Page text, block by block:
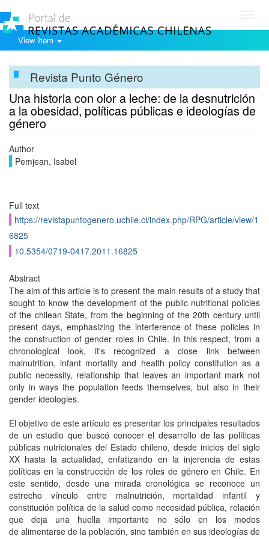
View Item
Revista Punto Género
Una historia con olor a leche: de la desnutrición
a la obesidad, políticas públicas e ideologías de
género
Author
Pemjean, Isabel
Full text
https://revistapuntogenero.uchile.cl/index.php/RPG/article/view/1
6825
10.5354/0719-0417.2011.16825
Abstract
The aim of this article is to present the main results of a study that
sought to know the development of the public nutritional policies
of the chilean State, from the beginning of the 20th century until
present days, emphasizing the interference of these policies in
the construction of gender roles in Chile. In this respect, from a
chronological look, it's recognized a close link between
malnutrition, infant mortality and health policy constitution as a
public necessity, relationship that leaves an important mark not
only in ways the population feeds themselves, but also in their
gender ideologies.
El objetivo de este artículo es presentar los principales resultados
de un estudio que buscó conocer el desarrollo de las políticas
públicas nutricionales del Estado chileno, desde inicios del siglo
XX hasta la actualidad, enfatizando en la injerencia de estas
políticas en la construcción de los roles de género en Chile. En
este sentido, desde una mirada cronológica se reconoce un
estrecho vínculo entre malnutrición, mortalidad infantil y
constitución política de la salud como necesidad pública, relación
que deja una huella importante no sólo en los modos
de alimentarse de la población, sino también en sus ideologías de